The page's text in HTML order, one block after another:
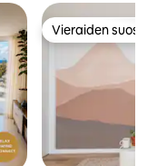
Vieraiden
Vieraiden